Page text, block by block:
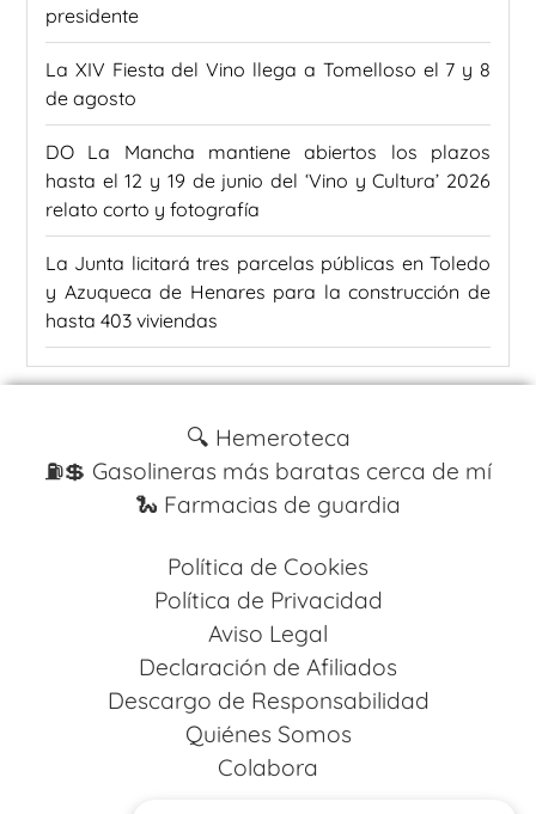
presidente
La XIV Fiesta del Vino llega a Tomelloso el 7 y 8
de agosto
DO La Mancha mantiene abiertos los plazos
hasta el 12 y 19 de junio del ‘Vino y Cultura’ 2026
relato corto y fotografía
La Junta licitará tres parcelas públicas en Toledo
y Azuqueca de Henares para la construcción de
hasta 403 viviendas
🔍 Hemeroteca
⛽️💲 Gasolineras más baratas cerca de mí
🐍 Farmacias de guardia
Política de Cookies
Política de Privacidad
Aviso Legal
Declaración de Afiliados
Descargo de Responsabilidad
Quiénes Somos
Colabora